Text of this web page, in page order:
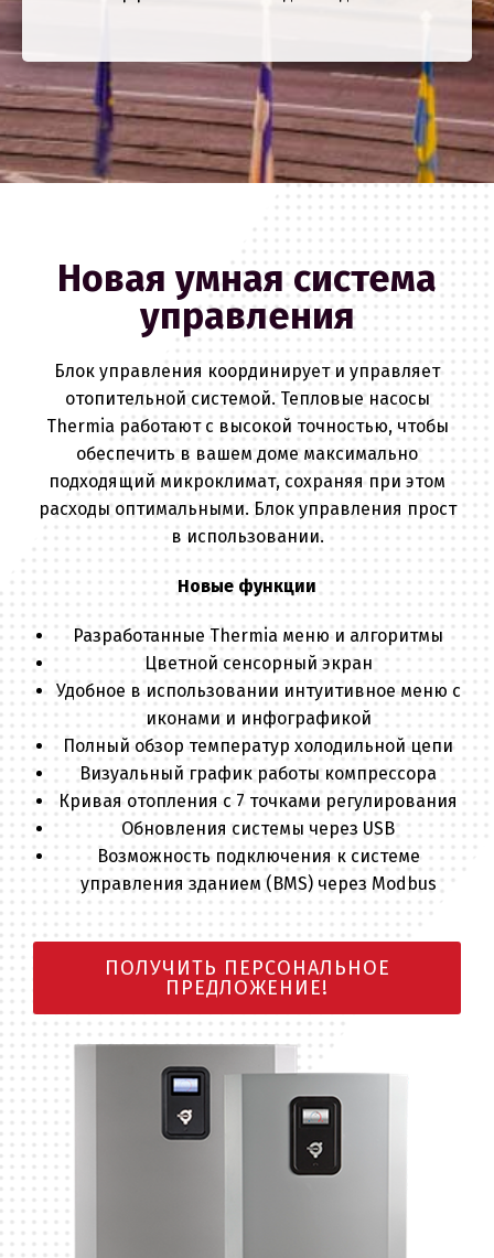
Новая умная система
управления
Блок управления координирует и управляет
отопительной системой. Тепловые насосы
Thermia работают с высокой точностью, чтобы
обеспечить в вашем доме максимально
подходящий микроклимат, сохраняя при этом
расходы оптимальными. Блок управления прост
в использовании.
Новые функции
Разработанные Thermia меню и алгоритмы
Цветной сенсорный экран
Удобное в использовании интуитивное меню с
иконами и инфографикой
Полный обзор температур холодильной цепи
Визуальный график работы компрессора
Кривая отопления с 7 точками регулирования
Обновления системы через USB
Возможность подключения к системе
управления зданием (BMS) через Modbus
ПОЛУЧИТЬ ПЕРСОНАЛЬНОЕ
ПРЕДЛОЖЕНИЕ!